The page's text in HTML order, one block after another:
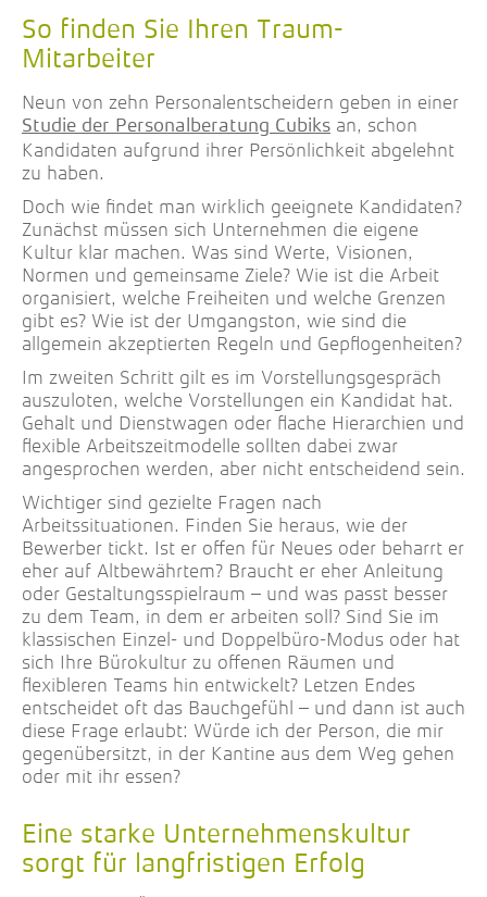
So finden Sie Ihren Traum-
Mitarbeiter
Neun von zehn Personalentscheidern geben in einer
Studie der Personalberatung Cubiks an, schon
Kandidaten aufgrund ihrer Persönlichkeit abgelehnt
zu haben.
Doch wie findet man wirklich geeignete Kandidaten?
Zunächst müssen sich Unternehmen die eigene
Kultur klar machen. Was sind Werte, Visionen,
Normen und gemeinsame Ziele? Wie ist die Arbeit
organisiert, welche Freiheiten und welche Grenzen
gibt es? Wie ist der Umgangston, wie sind die
allgemein akzeptierten Regeln und Gepflogenheiten?
Im zweiten Schritt gilt es im Vorstellungsgespräch
auszuloten, welche Vorstellungen ein Kandidat hat.
Gehalt und Dienstwagen oder flache Hierarchien und
flexible Arbeitszeitmodelle sollten dabei zwar
angesprochen werden, aber nicht entscheidend sein.
Wichtiger sind gezielte Fragen nach
Arbeitssituationen. Finden Sie heraus, wie der
Bewerber tickt. Ist er offen für Neues oder beharrt er
eher auf Altbewährtem? Braucht er eher Anleitung
oder Gestaltungsspielraum – und was passt besser
zu dem Team, in dem er arbeiten soll? Sind Sie im
klassischen Einzel- und Doppelbüro-Modus oder hat
sich Ihre Bürokultur zu offenen Räumen und
flexibleren Teams hin entwickelt? Letzen Endes
entscheidet oft das Bauchgefühl – und dann ist auch
diese Frage erlaubt: Würde ich der Person, die mir
gegenübersitzt, in der Kantine aus dem Weg gehen
oder mit ihr essen?
Eine starke Unternehmenskultur
sorgt für langfristigen Erfolg